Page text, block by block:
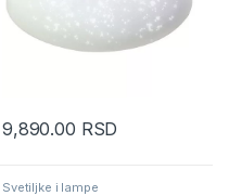
9,890.00 RSD
Svetiljke i lampe